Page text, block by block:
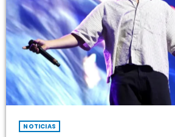
NOTICIAS